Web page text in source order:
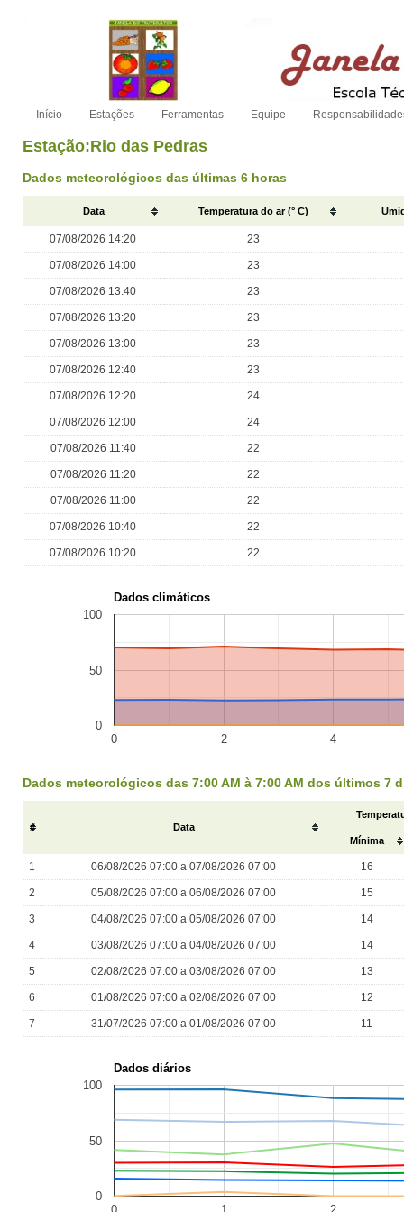
Início Estações Ferramentas Equipe
Estação:Rio das Pedras
Dados meteorológicos das últimas 6 horas
Data Temperatura do ar (° C)
07/08/2026 14:20 23
07/08/2026 14:00 23
07/08/2026 13:40 23
07/08/2026 13:20 23
07/08/2026 13:00 23
07/08/2026 12:40 23
07/08/2026 12:20 24
07/08/2026 12:00 24
07/08/2026 11:40 22
07/08/2026 11:20 22
07/08/2026 11:00 22
07/08/2026 10:40 22
07/08/2026 10:20 22
Dados climáticos
0 2 4
0
50
100
Dados meteorológicos das 7:00 AM à 7:00 AM dos últimos 7
# Data
Mínima
1 06/08/2026 07:00 a 07/08/2026 07:00 16
2 05/08/2026 07:00 a 06/08/2026 07:00 15
3 04/08/2026 07:00 a 05/08/2026 07:00 14
4 03/08/2026 07:00 a 04/08/2026 07:00 14
5 02/08/2026 07:00 a 03/08/2026 07:00 13
6 01/08/2026 07:00 a 02/08/2026 07:00 12
7 31/07/2026 07:00 a 01/08/2026 07:00 11
Dados diários
0
50
100